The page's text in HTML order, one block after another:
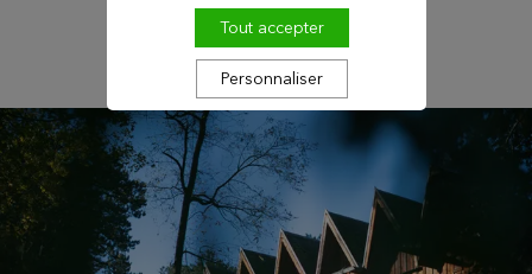
LED et détecteurs de présence.
Tout accepter
Personnaliser